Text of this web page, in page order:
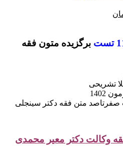
است. برگزیده متون فقه
تشریحی
صفرتاصد متن فقه دکتر سینجلی
وکالت دکتر معیر محمدی